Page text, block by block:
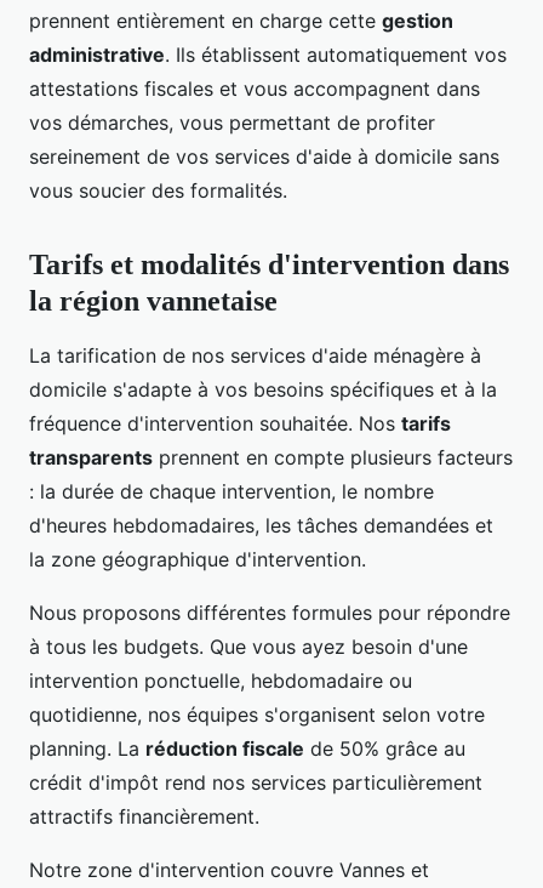
prennent entièrement en charge cette gestion
administrative. Ils établissent automatiquement vos
attestations fiscales et vous accompagnent dans
vos démarches, vous permettant de profiter
sereinement de vos services d'aide à domicile sans
vous soucier des formalités.
Tarifs et modalités d'intervention dans
la région vannetaise
La tarification de nos services d'aide ménagère à
domicile s'adapte à vos besoins spécifiques et à la
fréquence d'intervention souhaitée. Nos tarifs
transparents prennent en compte plusieurs facteurs
: la durée de chaque intervention, le nombre
d'heures hebdomadaires, les tâches demandées et
la zone géographique d'intervention.
Nous proposons différentes formules pour répondre
à tous les budgets. Que vous ayez besoin d'une
intervention ponctuelle, hebdomadaire ou
quotidienne, nos équipes s'organisent selon votre
planning. La réduction fiscale de 50% grâce au
crédit d'impôt rend nos services particulièrement
attractifs financièrement.
Notre zone d'intervention couvre Vannes et